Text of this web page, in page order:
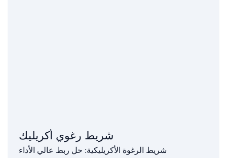
شريط رغوي أكريليك
شريط الرغوة الأكريليكية: حل ربط عالي الأداء